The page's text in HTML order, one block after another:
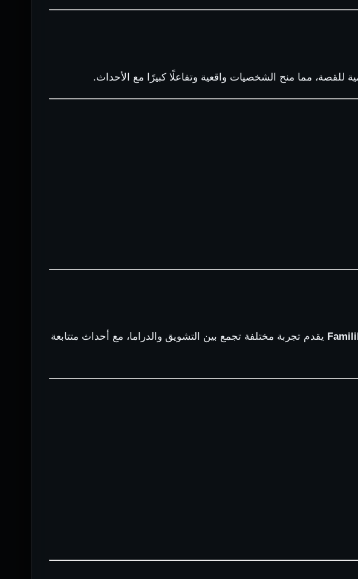
للقصة، مما منح الشخصيات واقعية وتفاعلًا كبيرًا مع الأحداث.
يقدم تجربة مختلفة تجمع بين التشويق والدراما، مع أحداث متتابعة